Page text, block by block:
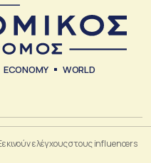
ECONOMY WORLD
ελέγχους στους influencers